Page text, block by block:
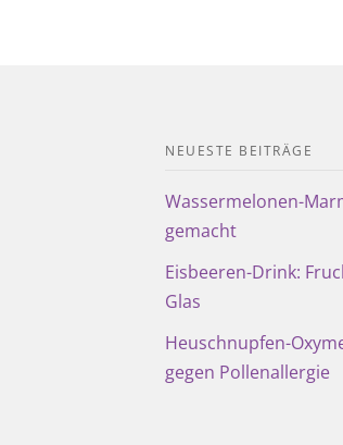
NEUESTE BEITRÄGE
Wassermelonen-
gemacht
Eisbeeren-Drink:
Glas
Heuschnupfen-
gegen Pollenallergie